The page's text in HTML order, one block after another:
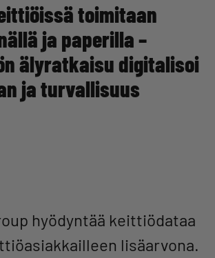
toimitaan
ja paperilla –
älyratkaisu digitalisoi
ja turvallisuus
hyödyntää keittiödataa
lisäarvona.